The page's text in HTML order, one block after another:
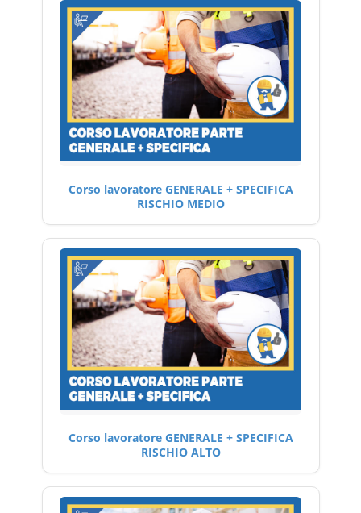
Corso lavoratore GENERALE + SPECIFICA
RISCHIO MEDIO
Corso lavoratore GENERALE + SPECIFICA
RISCHIO ALTO